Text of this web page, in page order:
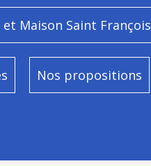
Maison Saint François
Nos propositions